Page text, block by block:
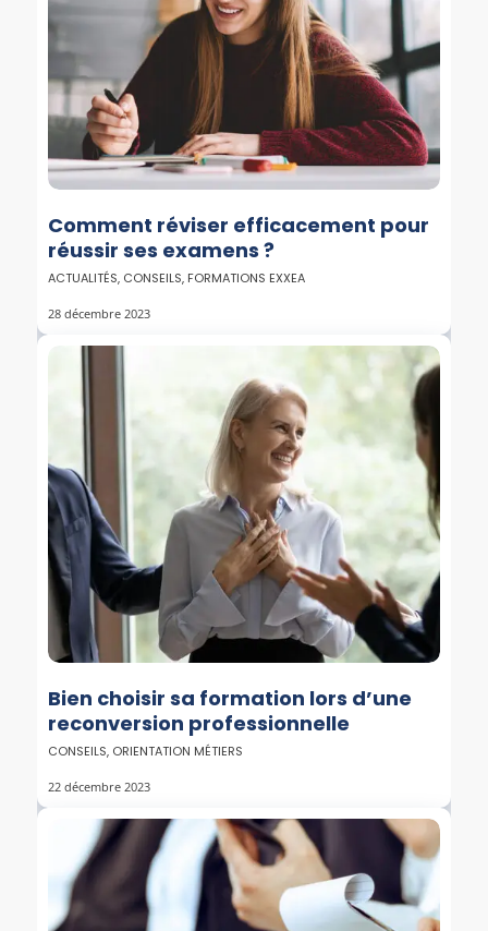
Comment réviser efficacement pour
réussir ses examens ?
ACTUALITÉS, CONSEILS, FORMATIONS EXXEA
28 décembre 2023
Bien choisir sa formation lors d’une
reconversion professionnelle
CONSEILS, ORIENTATION MÉTIERS
22 décembre 2023